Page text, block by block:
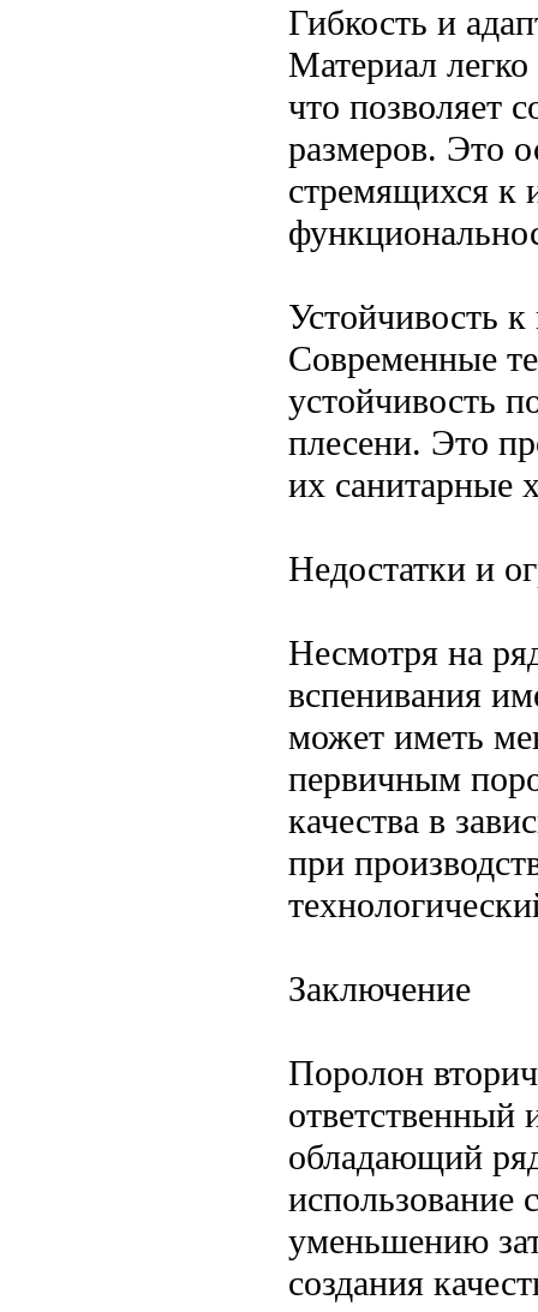
Гибкость и
Материал
что позволяет
размеров. Это
стремящихся к
Устойчивость к
Современные
устойчивость
плесени. Это
их санитарные
Недостатки и
Несмотря на
вспенивания
может иметь
первичным
качества в
при
Заключение
Поролон
ответственный
обладающий
использование
уменьшению
создания